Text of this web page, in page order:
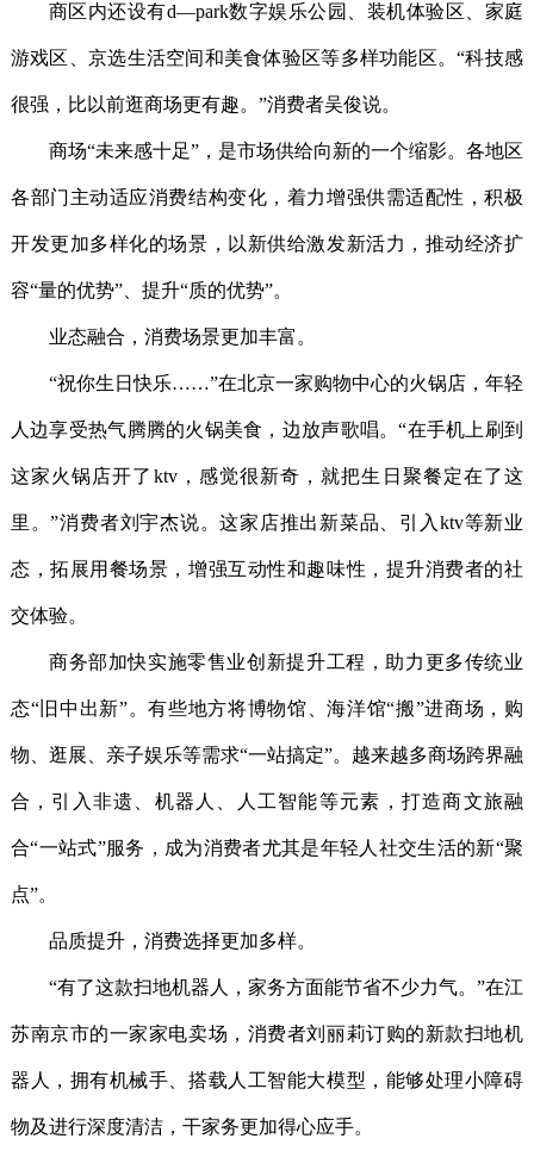
商区内还设有d—park数字娱乐公园、装机体验区、家庭
游戏区、京选生活空间和美食体验区等多样功能区。“科技感
很强，比以前逛商场更有趣。”消费者吴俊说。
商场“未来感十足”，是市场供给向新的一个缩影。各地区
各部门主动适应消费结构变化，着力增强供需适配性，积极
开发更加多样化的场景，以新供给激发新活力，推动经济扩
容“量的优势”、提升“质的优势”。
业态融合，消费场景更加丰富。
“祝你生日快乐……”在北京一家购物中心的火锅店，年轻
人边享受热气腾腾的火锅美食，边放声歌唱。“在手机上刷到
这家火锅店开了ktv，感觉很新奇，就把生日聚餐定在了这
里。”消费者刘宇杰说。这家店推出新菜品、引入ktv等新业
态，拓展用餐场景，增强互动性和趣味性，提升消费者的社
交体验。
商务部加快实施零售业创新提升工程，助力更多传统业
态“旧中出新”。有些地方将博物馆、海洋馆“搬”进商场，购
物、逛展、亲子娱乐等需求“一站搞定”。越来越多商场跨界融
合，引入非遗、机器人、人工智能等元素，打造商文旅融
合“一站式”服务，成为消费者尤其是年轻人社交生活的新“聚
点”。
品质提升，消费选择更加多样。
“有了这款扫地机器人，家务方面能节省不少力气。”在江
苏南京市的一家家电卖场，消费者刘丽莉订购的新款扫地机
器人，拥有机械手、搭载人工智能大模型，能够处理小障碍
物及进行深度清洁，干家务更加得心应手。